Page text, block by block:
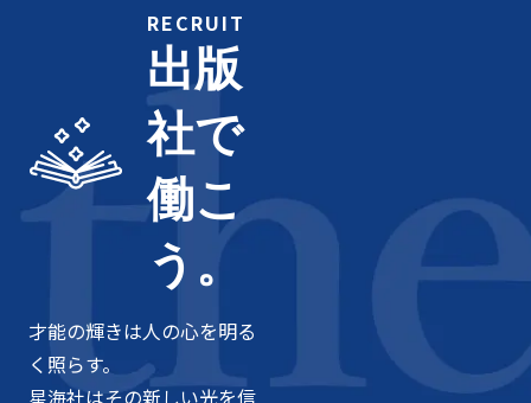
RECRUIT
出版
社で
働こ
う。
才能の輝きは人の心を明る
く照らす。
星海社はその新しい光を信